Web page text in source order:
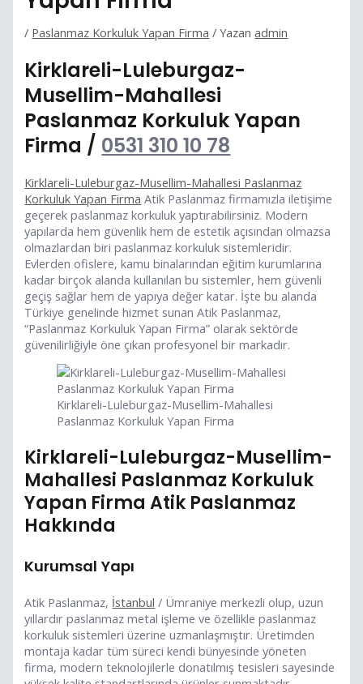
/ Paslanmaz Korkuluk Yapan Firma / Yazan admin
Kirklareli-Luleburgaz-
Musellim-Mahallesi
Paslanmaz Korkuluk Yapan
Firma / 0531 310 10 78
Kirklareli-Luleburgaz-Musellim-Mahallesi Paslanmaz
Korkuluk Yapan Firma Atik Paslanmaz firmamızla iletişime
geçerek paslanmaz korkuluk yaptırabilirsiniz. Modern
yapılarda hem güvenlik hem de estetik açısından olmazsa
olmazlardan biri paslanmaz korkuluk sistemleridir.
Evlerden ofislere, kamu binalarından eğitim kurumlarına
kadar birçok alanda kullanılan bu sistemler, hem güvenli
geçiş sağlar hem de yapıya değer katar. İşte bu alanda
Türkiye genelinde hizmet sunan Atik Paslanmaz,
“Paslanmaz Korkuluk Yapan Firma” olarak sektörde
güvenilirliğiyle öne çıkan profesyonel bir markadır.
Kirklareli-Luleburgaz-Musellim-Mahallesi
Paslanmaz Korkuluk Yapan Firma
Kirklareli-Luleburgaz-Musellim-
Mahallesi Paslanmaz Korkuluk
Yapan Firma Atik Paslanmaz
Hakkında
Kurumsal Yapı
Atik Paslanmaz, İstanbul / Ümraniye merkezli olup, uzun
yıllardır paslanmaz metal işleme ve özellikle paslanmaz
korkuluk sistemleri üzerine uzmanlaşmıştır. Üretimden
montaja kadar tüm süreci kendi bünyesinde yöneten
firma, modern teknolojilerle donatılmış tesisleri sayesinde